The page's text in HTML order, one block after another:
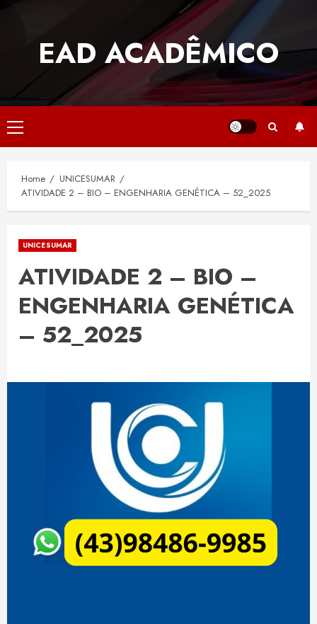
EAD ACADÊMICO
Primary
Menu
Home
UNICESUMAR
ATIVIDADE 2 – BIO – ENGENHARIA GENÉTICA – 52_2025
UNICESUMAR
ATIVIDADE 2 – BIO –
ENGENHARIA GENÉTICA
– 52_2025